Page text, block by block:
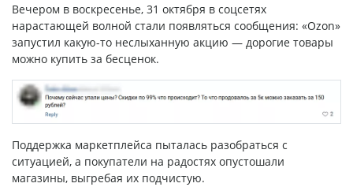
Вечером в воскресенье, 31 октября в соцсетях
нарастающей волной стали появляться сообщения: «Ozon»
запустил какую-то неслыханную акцию — дорогие товары
можно купить за бесценок.
Поддержка маркетплейса пыталась разобраться с
ситуацией, а покупатели на радостях опустошали
магазины, выгребая их подчистую.